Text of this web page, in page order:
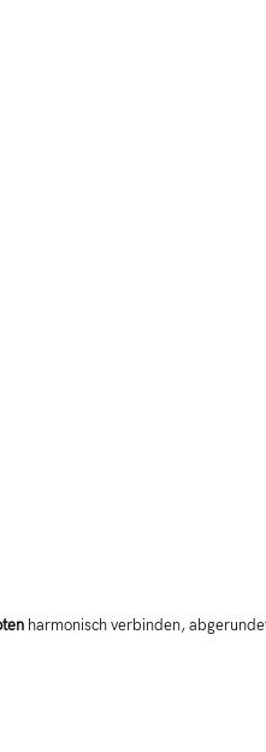
harmonisch verbinden,